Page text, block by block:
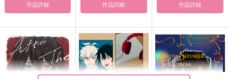
作品詳細 作品詳細 作品詳細